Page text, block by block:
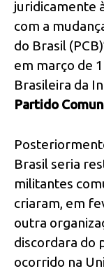
juridicamente
com a
do Brasil
em março de
Brasileira da
Partido
Brasil seria
militantes
criaram, em
outra
discordara do
ocorrido na